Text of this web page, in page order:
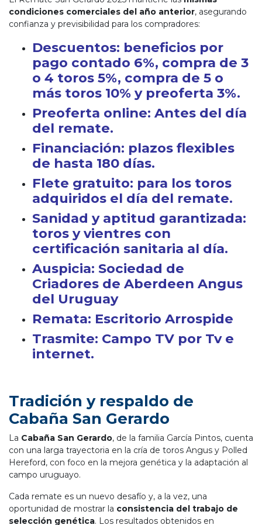
condiciones comerciales del año anterior, asegurando
confianza y previsibilidad para los compradores:
Descuentos: beneficios por
pago contado 6%, compra de 3
o 4 toros 5%, compra de 5 o
más toros 10% y preoferta 3%.
Preoferta online: Antes del día
del remate.
Financiación: plazos flexibles
de hasta 180 días.
Flete gratuito: para los toros
adquiridos el día del remate.
Sanidad y aptitud garantizada:
toros y vientres con
certificación sanitaria al día.
Auspicia: Sociedad de
Criadores de Aberdeen Angus
del Uruguay
Remata: Escritorio Arrospide
Trasmite: Campo TV por Tv e
internet.
Tradición y respaldo de
Cabaña San Gerardo
La Cabaña San Gerardo, de la familia García Pintos, cuenta
con una larga trayectoria en la cría de toros Angus y Polled
Hereford, con foco en la mejora genética y la adaptación al
campo uruguayo.
Cada remate es un nuevo desafío y, a la vez, una
oportunidad de mostrar la consistencia del trabajo de
selección genética. Los resultados obtenidos en